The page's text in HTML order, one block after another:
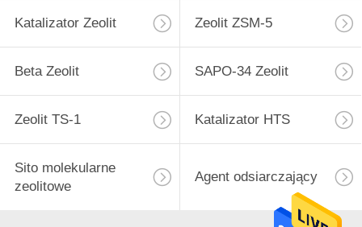
Katalizator Zeolit Zeolit ​​ZSM-5
Beta Zeolit SAPO-34 Zeolit
Zeolit ​​TS-1 Katalizator HTS
Sito molekularne
zeolitowe
Agent odsiarczający